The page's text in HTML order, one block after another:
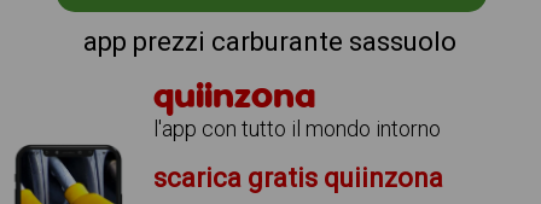
app prezzi carburante sassuolo
quiinzona
l'app con tutto il mondo intorno
scarica gratis quiinzona